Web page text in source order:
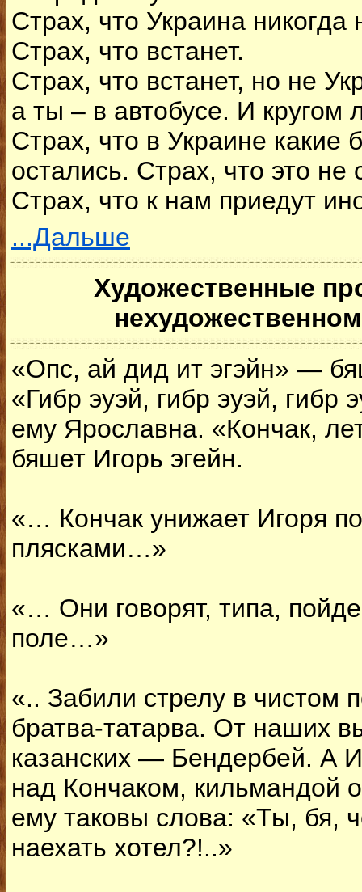
Стpax, что Украина никогда
Страх, что встанет.
Страх, что встанет, но не
а ты – в автобусе. И кругом
Страх, что в Украине какие
остались. Страх, что это не
Страх, что к нам приедут
...Дальше
Художественные
«Опс, ай дид ит эгэйн» —
«Гибр эуэй, гибр эуэй, гибр
ему Ярославна. «Кончак,
бяшет Игорь эгейн.
«… Кончак унижает Игоря
плясками…»
«… Они говорят, типа,
поле…»
«.. Забили стрелу в чистом
братва-татарва. От наших
казанских — Бендербей. А
над Кончаком, кильмандой
ему таковы слова: «Ты, бя,
наехать хотел?!..»